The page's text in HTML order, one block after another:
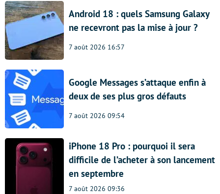
Android 18 : quels Samsung Galaxy
ne recevront pas la mise à jour ?
7 août 2026 16:57
Google Messages s’attaque enfin à
deux de ses plus gros défauts
7 août 2026 09:54
iPhone 18 Pro : pourquoi il sera
difficile de l’acheter à son lancement
en septembre
7 août 2026 09:36